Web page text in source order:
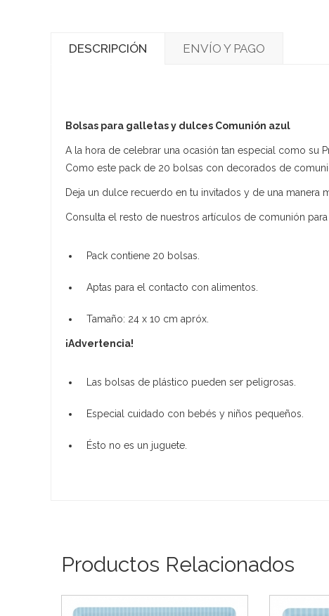
DESCRIPCIÓN ENVÍO Y PAGO
Bolsas para galletas y dulces Comunión azul
A la hora de celebrar una ocasión tan especial como su
Como este pack de 20 bolsas con decorados de
Deja un dulce recuerdo en tu invitados y de una manera
Consulta el resto de nuestros artículos de comunión
Pack contiene 20 bolsas.
Aptas para el contacto con alimentos.
Tamaño: 24 x 10 cm apróx.
¡Advertencia!
Las bolsas de plástico pueden ser peligrosas.
Especial cuidado con bebés y niños pequeños.
Ésto no es un juguete.
Productos Relacionados